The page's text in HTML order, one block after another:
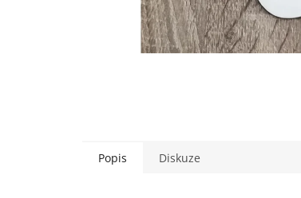
Popis Diskuze